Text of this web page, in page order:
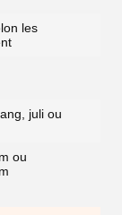
les
juli ou
ou